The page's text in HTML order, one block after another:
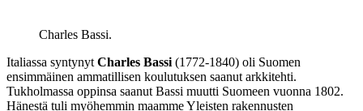
Charles Bassi.
Italiassa syntynyt Charles Bassi (1772-1840) oli Suomen
ensimmäinen ammatillisen koulutuksen saanut arkkitehti.
Tukholmassa oppinsa saanut Bassi muutti Suomeen vuonna 1802.
Hänestä tuli myöhemmin maamme Yleisten rakennusten